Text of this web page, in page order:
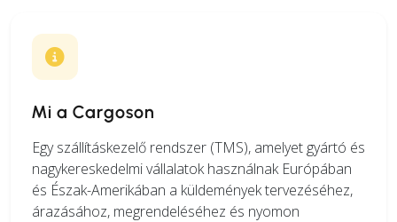
Mi a Cargoson
Egy szállításkezelő rendszer (TMS), amelyet gyártó és
nagykereskedelmi vállalatok használnak Európában
és Észak-Amerikában a küldemények tervezéséhez,
árazásához, megrendeléséhez és nyomon